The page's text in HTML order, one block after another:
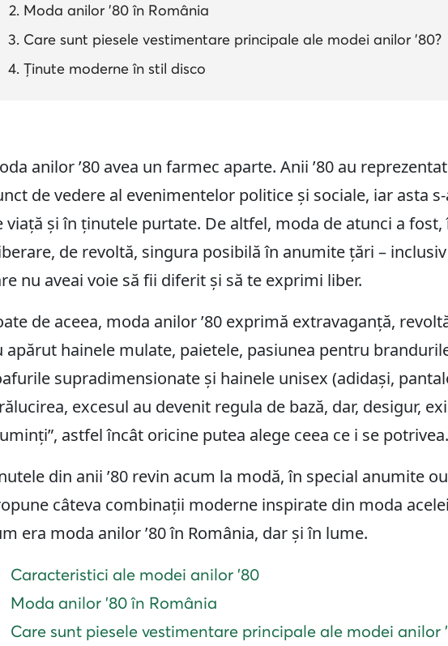
Moda anilor '80 în România
Care sunt piesele vestimentare principale ale modei anilor '80?
Ținute moderne în stil disco
anilor ’80 avea un farmec aparte. Anii ’80 au
de vedere al evenimentelor politice și sociale, iar asta
viață și în ținutele purtate. De altfel, moda de atunci a
de revoltă, singura posibilă în anumite țări –
nu aveai voie să fii diferit și să te exprimi liber.
de aceea, moda anilor ’80 exprimă extravaganță,
apărut hainele mulate, paietele, pasiunea pentru
supradimensionate și hainele unisex (adidași,
excesul au devenit regula de bază, dar, desigur,
astfel încât oricine putea alege ceea ce i se potrivea.
din anii ’80 revin acum la modă, în special anumite
câteva combinații moderne inspirate din moda
era moda anilor ’80 în România, dar și în lume.
Caracteristici ale modei anilor ’80
Moda anilor ’80 în România
Care sunt piesele vestimentare principale ale modei anilor